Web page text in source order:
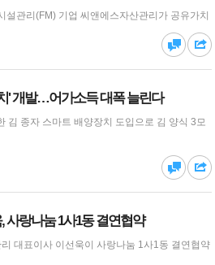
달기 하기
댓글 공유
댓글 공유
관리(FM) 기업 씨앤에스자산관리가 공유가치
' 개발…어가소득 대폭 늘린다
김 종자 스마트 배양장치 도입으로 김 양식 3모
랑나눔 1사1동 결연협약
대표이사 이선욱이 사랑나눔 1사1동 결연협약